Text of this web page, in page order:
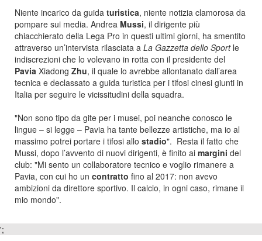
Niente incarico da guida turistica, niente notizia clamorosa da
pompare sui media. Andrea Mussi, il dirigente più
chiacchierato della Lega Pro in questi ultimi giorni, ha smentito
attraverso un’intervista rilasciata a La Gazzetta dello Sport le
indiscrezioni che lo volevano in rotta con il presidente del
Pavia Xiadong Zhu, il quale lo avrebbe allontanato dall’area
tecnica e declassato a guida turistica per i tifosi cinesi giunti in
Italia per seguire le vicissitudini della squadra.
"Non sono tipo da gite per i musei, poi neanche conosco le
lingue – si legge – Pavia ha tante bellezze artistiche, ma io al
massimo potrei portare i tifosi allo stadio". Resta il fatto che
Mussi, dopo l’avvento di nuovi dirigenti, è finito ai margini del
club: "Mi sento un collaboratore tecnico e voglio rimanere a
Pavia, con cui ho un contratto fino al 2017: non avevo
ambizioni da direttore sportivo. Il calcio, in ogni caso, rimane il
mio mondo".
';